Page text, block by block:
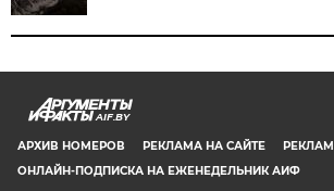
AIF.BY
АРХИВ НОМЕРОВ РЕКЛАМА НА САЙТЕ
ОНЛАЙН-ПОДПИСКА НА ЕЖЕНЕДЕЛЬНИК АИФ